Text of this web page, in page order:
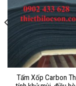
Tấm Xốp Carbon